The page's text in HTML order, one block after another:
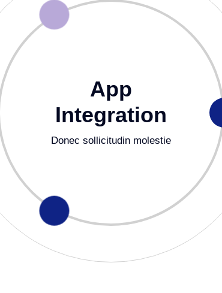
App
Integration
Donec sollicitudin molestie